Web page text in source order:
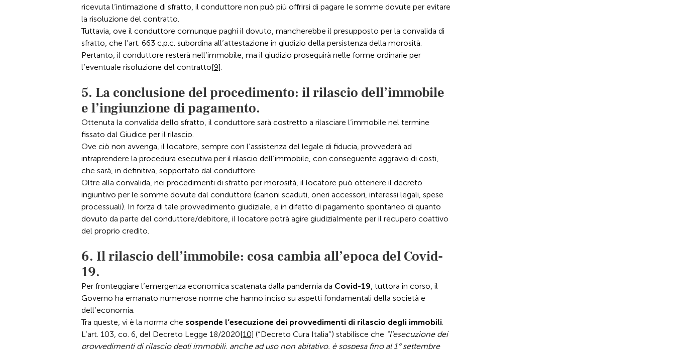
ricevuta l’intimazione di sfratto, il conduttore non può più offrirsi di pagare le somme dovute per evitare
la risoluzione del contratto.
Tuttavia, ove il conduttore comunque paghi il dovuto, mancherebbe il presupposto per la convalida di
sfratto, che l’art. 663 c.p.c. subordina all’attestazione in giudizio della persistenza della morosità.
Pertanto, il conduttore resterà nell’immobile, ma il giudizio proseguirà nelle forme ordinarie per
l’eventuale risoluzione del contratto[9].
5. La conclusione del procedimento: il rilascio dell’immobile
e l’ingiunzione di pagamento.
Ottenuta la convalida dello sfratto, il conduttore sarà costretto a rilasciare l’immobile nel termine
fissato dal Giudice per il rilascio.
Ove ciò non avvenga, il locatore, sempre con l’assistenza del legale di fiducia, provvederà ad
intraprendere la procedura esecutiva per il rilascio dell’immobile, con conseguente aggravio di costi,
che sarà, in definitiva, sopportato dal conduttore.
Oltre alla convalida, nei procedimenti di sfratto per morosità, il locatore può ottenere il decreto
ingiuntivo per le somme dovute dal conduttore (canoni scaduti, oneri accessori, interessi legali, spese
processuali). In forza di tale provvedimento giudiziale, e in difetto di pagamento spontaneo di quanto
dovuto da parte del conduttore/debitore, il locatore potrà agire giudizialmente per il recupero coattivo
del proprio credito.
6. Il rilascio dell’immobile: cosa cambia all’epoca del Covid-
19.
Per fronteggiare l’emergenza economica scatenata dalla pandemia da Covid-19, tuttora in corso, il
Governo ha emanato numerose norme che hanno inciso su aspetti fondamentali della società e
dell’economia.
Tra queste, vi è la norma che sospende l’esecuzione dei provvedimenti di rilascio degli immobili.
L’art. 103, co. 6, del Decreto Legge 18/2020[10] (“Decreto Cura Italia”) stabilisce che “l'esecuzione dei
provvedimenti di rilascio degli immobili, anche ad uso non abitativo, è sospesa fino al 1° settembre